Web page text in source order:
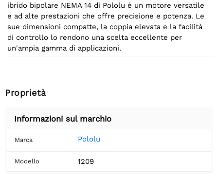
ibrido bipolare NEMA 14 di Pololu è un motore versatile
e ad alte prestazioni che offre precisione e potenza. Le
sue dimensioni compatte, la coppia elevata e la facilità
di controllo lo rendono una scelta eccellente per
un'ampia gamma di applicazioni.
Proprietà
Informazioni sul marchio
Marca Pololu
Modello 1209